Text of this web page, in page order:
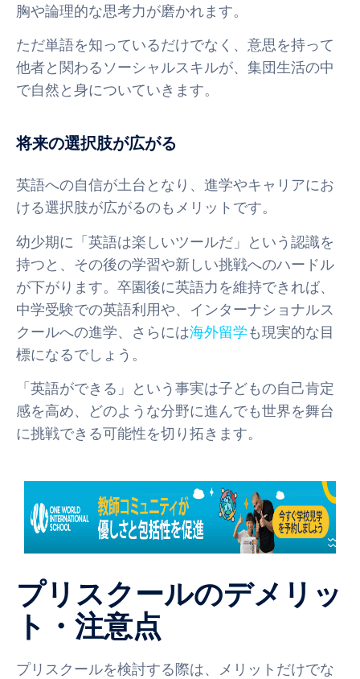
胸や論理的な思考力が磨かれます。
ただ単語を知っているだけでなく、意思を持って
他者と関わるソーシャルスキルが、集団生活の中
で自然と身についていきます。
将来の選択肢が広がる
英語への自信が土台となり、進学やキャリアにお
ける選択肢が広がるのもメリットです。
幼少期に「英語は楽しいツールだ」という認識を
持つと、その後の学習や新しい挑戦へのハードル
が下がります。卒園後に英語力を維持できれば、
中学受験での英語利用や、インターナショナルス
クールへの進学、さらには海外留学も現実的な目
標になるでしょう。
「英語ができる」という事実は子どもの自己肯定
感を高め、どのような分野に進んでも世界を舞台
に挑戦できる可能性を切り拓きます。
プリスクールのデメリッ
ト・注意点
プリスクールを検討する際は、メリットだけでな